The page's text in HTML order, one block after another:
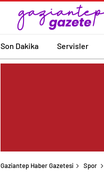
Son Dakika Servisler
Gaziantep Haber Gazetesi Spor